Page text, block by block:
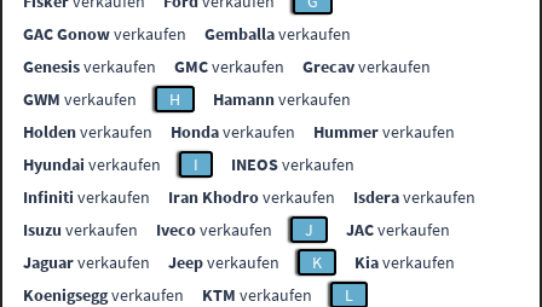
GAC Gonowverkaufen Gemballaverkaufen
Genesisverkaufen GMCverkaufen Grecavverkaufen
GWM verkaufen H Hamannverkaufen
Holdenverkaufen Hondaverkaufen Hummerverkaufen
Hyundai verkaufen I INEOSverkaufen
Infiniti verkaufen Iran Khodroverkaufen Isderaverkaufen
Isuzu verkaufen Ivecoverkaufen J JACverkaufen
Jaguarverkaufen Jeepverkaufen K Kiaverkaufen
Koenigseggverkaufen KTM verkaufen
L